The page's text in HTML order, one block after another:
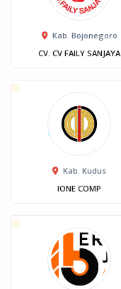
Kab. Bojonegoro
CV. CV FAILY SANJAYA
Kab. Kudus
IONE COMP